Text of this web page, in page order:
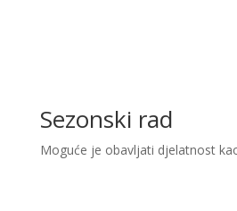
Sezonski rad
Moguće je obavljati djelatnost